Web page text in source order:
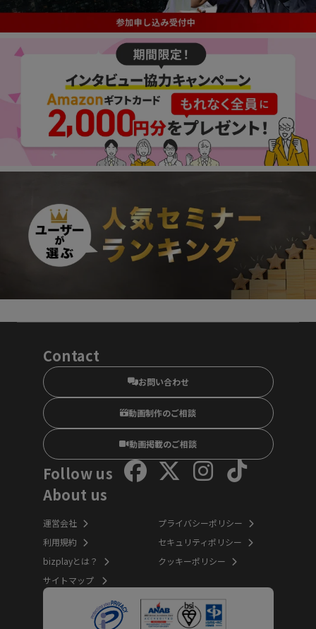
Contact
お問い合わせ
動画制作のご相談
動画掲載のご相談
Follow us
About us
運営会社
利用規約
bizplayとは？
サイトマップ
プライバシーポリシー
セキュリティポリシー
クッキーポリシー